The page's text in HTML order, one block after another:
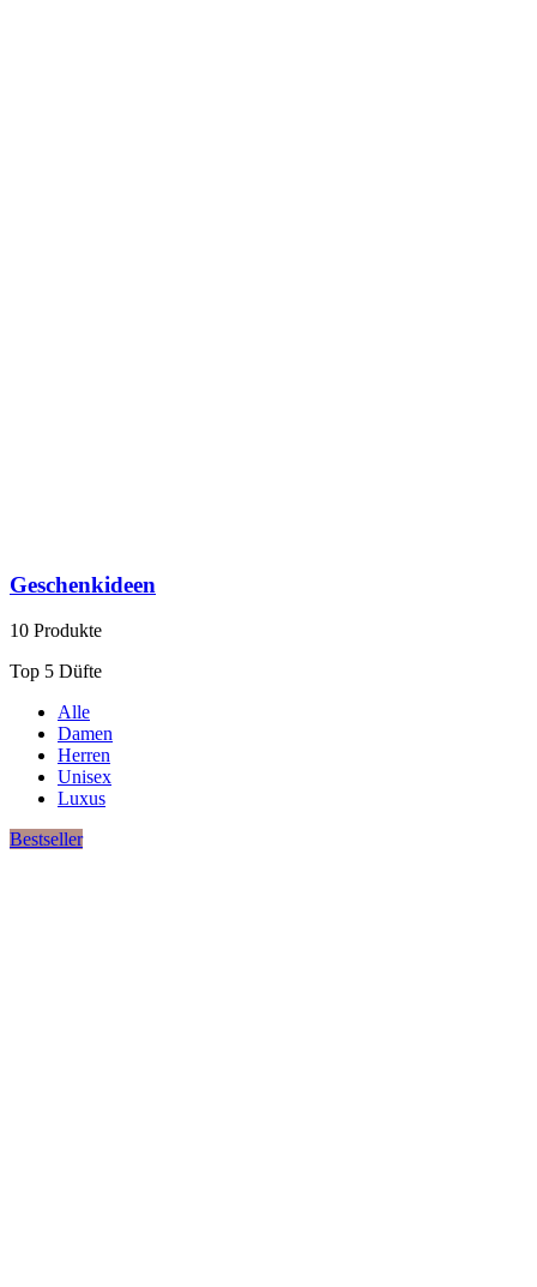
Geschenkideen
10 Produkte
Top 5 Düfte
Alle
Damen
Herren
Unisex
Luxus
Bestseller